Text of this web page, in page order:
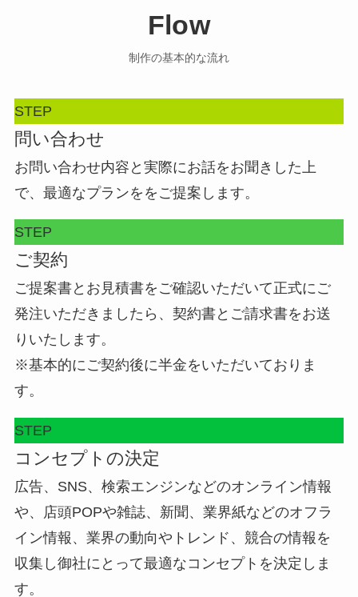
Flow
制作の基本的な流れ
STEP
問い合わせ
お問い合わせ内容と実際にお話をお聞きした上
で、最適なプランををご提案します。
STEP
ご契約
ご提案書とお見積書をご確認いただいて正式にご
発注いただきましたら、契約書とご請求書をお送
りいたします。
※基本的にご契約後に半金をいただいておりま
す。
STEP
コンセプトの決定
広告、SNS、検索エンジンなどのオンライン情報
や、店頭POPや雑誌、新聞、業界紙などのオフラ
イン情報、業界の動向やトレンド、競合の情報を
収集し御社にとって最適なコンセプトを決定しま
す。